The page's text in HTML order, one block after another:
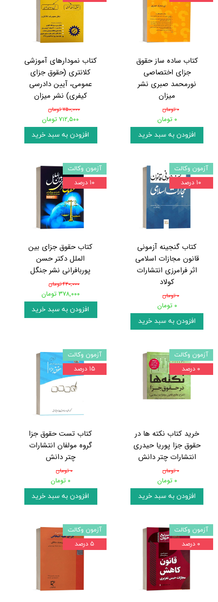
کتاب ساده ساز حقوق
جزای اختصاصی
نورمحمد صبری نشر
میزان
۰ تومان
۰ تومان
افزودن به سبد خرید
کتاب نمودارهای آموزشی
کلانتری (حقوق جزای
عمومی، آیین دادرسی
کیفری) نشر میزان
۷۵۰,۰۰۰ تومان
۷۱۲,۵۰۰ تومان
افزودن به سبد خرید
کتاب گنجینه آزمونی
قانون مجازات اسلامی
اثر فرامرزی انتشارات
کولاد
۰ تومان
۰ تومان
افزودن به سبد خرید
آزمون وکالت
۱۰ درصد
کتاب حقوق جزای بین
الملل دکتر حسن
پوربافرانی نشر جنگل
۴۲۰,۰۰۰ تومان
۳۷۸,۰۰۰ تومان
افزودن به سبد خرید
آزمون وکالت
۱۰ درصد
خرید کتاب نکته ها در
حقوق جزا پوریا حیدری
انتشارات چتر دانش
۰ تومان
۰ تومان
افزودن به سبد خرید
آزمون وکالت
۰ درصد
کتاب تست حقوق جزا
گروه مولفان انتشارات
چتر دانش
۰ تومان
۰ تومان
افزودن به سبد خرید
آزمون وکالت
۱۵ درصد
آزمون وکالت
۰ درصد
آزمون وکالت
۵ درصد